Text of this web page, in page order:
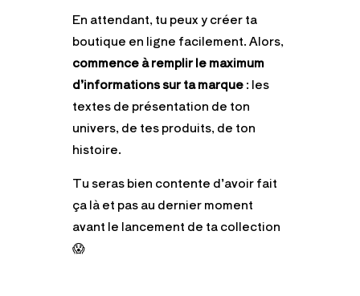
En attendant, tu peux y créer ta
boutique en ligne facilement. Alors,
commence à remplir le maximum
d’informations sur ta marque: les
textes de présentation de ton
univers, de tes produits, de ton
histoire.
Tu seras bien contente d’avoir fait
ça là et pas au dernier moment
avant le lancement de ta collection
😱